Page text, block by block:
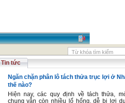
Tin tức
Ngăn chặn phân lô tách thửa trục lợi ở
thế nào?
Hiện nay, các quy định về tách thửa,
chung vẫn còn nhiều lổ hổng, dễ bị lợi